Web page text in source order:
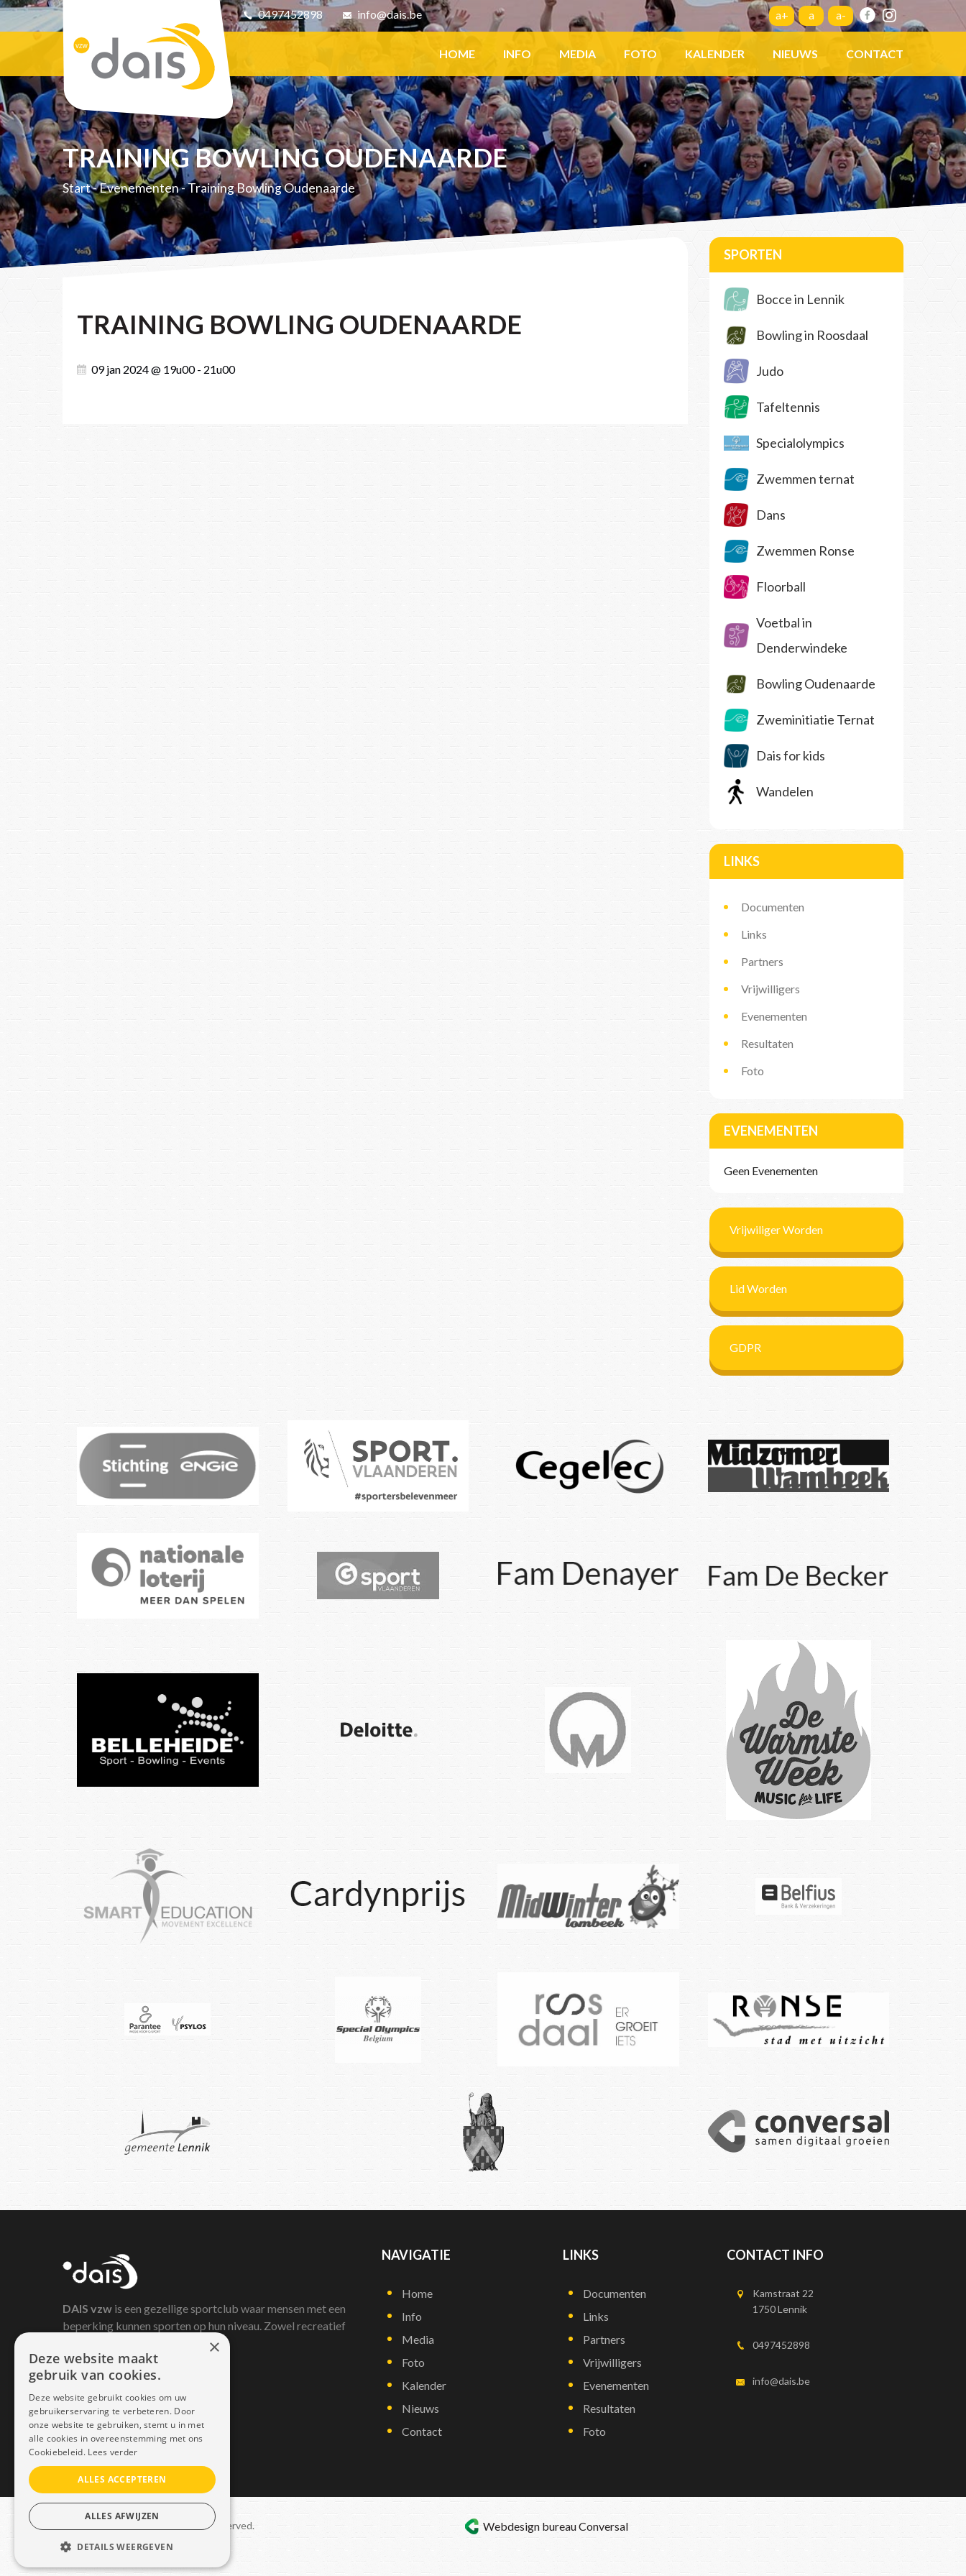
0497452898 info@dais.be Facebook a+ a a-
HOME INFO MEDIA FOTO KALENDER NIEUWS CONTACT
TRAINING BOWLING OUDENAARDE
Start-Evenementen-Training Bowling Oudenaarde
TRAINING BOWLING OUDENAARDE
09 jan 2024 @ 19u00 - 21u00
SPORTEN
Bocce in Lennik
Bowling in Roosdaal
Judo
Tafeltennis
Specialolympics
Zwemmen ternat
Dans
Zwemmen Ronse
Floorball
Voetbal in
Denderwindeke
Bowling Oudenaarde
Zweminitiatie Ternat
Dais for kids
Wandelen
LINKS
Documenten
Links
Partners
Vrijwilligers
Evenementen
Resultaten
Foto
EVENEMENTEN
Geen Evenementen
Vrijwiliger Worden
Lid Worden
GDPR
DAIS vzw is een gezellige sportclub waar mensen met een
beperking kunnen sporten op hun niveau. Zowel recreatief
NAVIGATIE
Home
Info
Media
Foto
Kalender
Nieuws
Contact
LINKS
Documenten
Links
Partners
Vrijwilligers
Evenementen
Resultaten
Foto
CONTACT INFO
Kamstraat 22
1750 Lennik
0497452898
info@dais.be
Copyright © 2021 Dais. All rights reserved.
Sitemap–GDPR
Webdesign bureauConversal
×
Deze website maakt
gebruik van cookies.
Deze website gebruikt cookies om uw
gebruikerservaring te verbeteren. Door
onze website te gebruiken, stemt u in met
alle cookies in overeenstemming met ons
Cookiebeleid. Lees verder
ALLES ACCEPTEREN
ALLES AFWIJZEN
DETAILS WEERGEVEN
STRIKT NOODZAKELIJK